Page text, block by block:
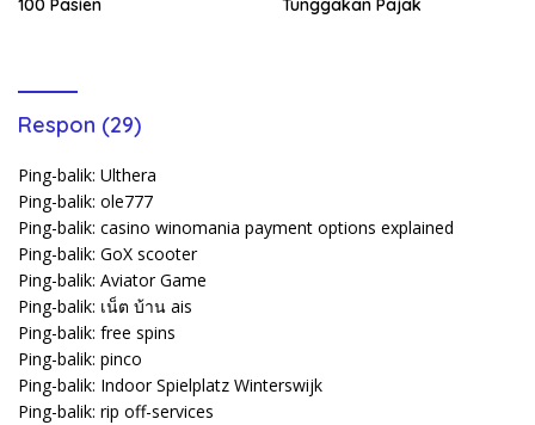
100 Pasien
Tunggakan Pajak
Respon (29)
Ping-balik: Ulthera
Ping-balik: ole777
Ping-balik: casino winomania payment options explained
Ping-balik: GoX scooter
Ping-balik: Aviator Game
Ping-balik: เน็ต บ้าน ais
Ping-balik: free spins
Ping-balik: pinco
Ping-balik: Indoor Spielplatz Winterswijk
Ping-balik: rip off-services